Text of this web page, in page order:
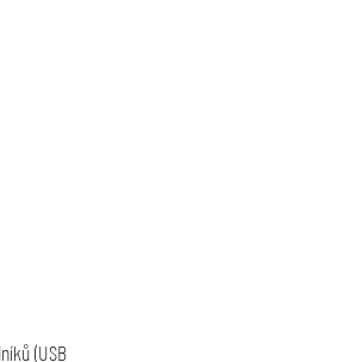
(USB